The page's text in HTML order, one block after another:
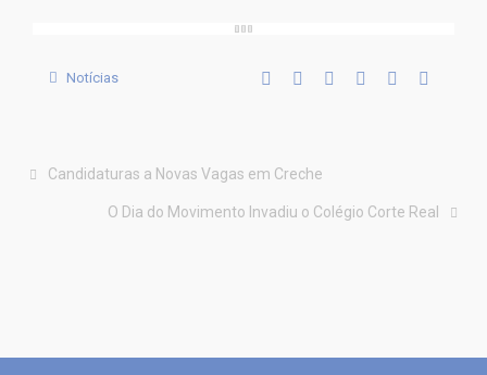
Notícias
Candidaturas a Novas Vagas em Creche
O Dia do Movimento Invadiu o Colégio Corte Real